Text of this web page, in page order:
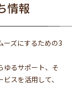
情報
ーズにするための3
ゆるサポート、そ
スを活用して、